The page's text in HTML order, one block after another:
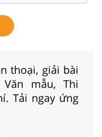
thoại, giải bài
Văn mẫu, Thi
Tải ngay ứng